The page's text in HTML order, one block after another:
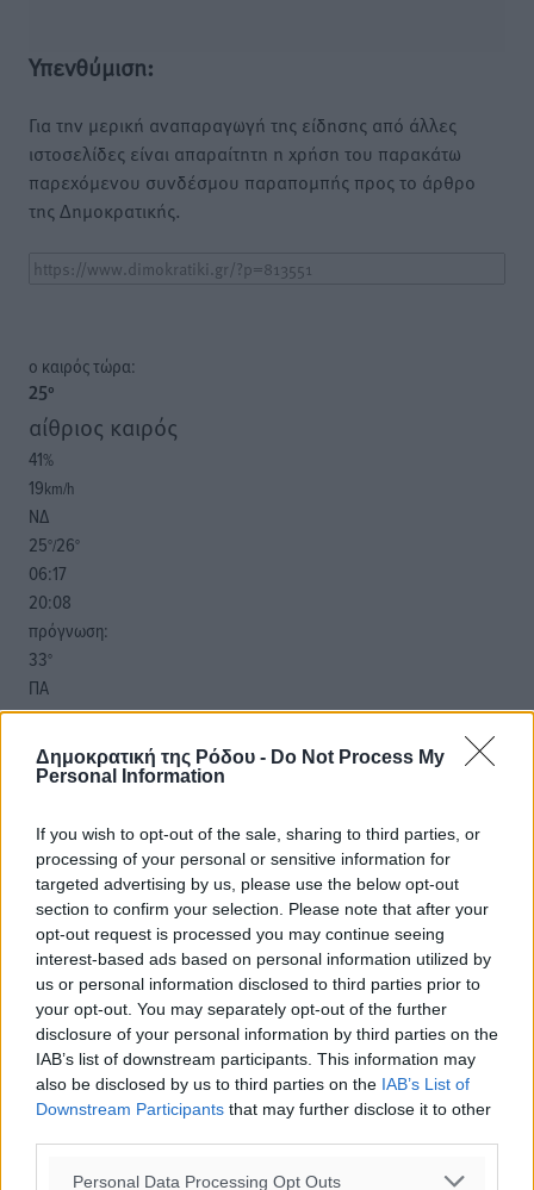
Δημοκρατική της Ρόδου - Do Not Process My
Personal Information
If you wish to opt-out of the sale, sharing to third parties, or
processing of your personal or sensitive information for
targeted advertising by us, please use the below opt-out
section to confirm your selection. Please note that after your
opt-out request is processed you may continue seeing
interest-based ads based on personal information utilized by
us or personal information disclosed to third parties prior to
your opt-out. You may separately opt-out of the further
disclosure of your personal information by third parties on the
IAB’s list of downstream participants. This information may
also be disclosed by us to third parties on the IAB’s List of
Downstream Participants that may further disclose it to other
Personal Data Processing Opt Outs
Υπενθύμιση:
Για την μερική αναπαραγωγή της είδησης από άλλες
ιστοσελίδες είναι απαραίτητη η χρήση του παρακάτω
παρεχόμενου συνδέσμου παραπομπής προς το άρθρο
της Δημοκρατικής.
o καιρός τώρα:
25°
αίθριος καιρός
41%
19km/h
ΝΔ
25°/26°
06:17
20:08
πρόγνωση:
33°
ΠΑ
28°
ΣΑ
29°
30 °
ΔΕ